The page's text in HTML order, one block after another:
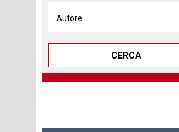
CERCA